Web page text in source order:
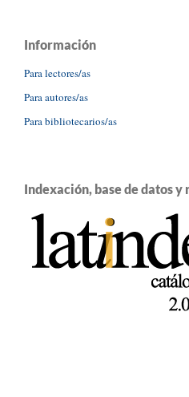
Información
Para lectores/as
Para autores/as
Para bibliotecarios/as
Indexación, base de datos